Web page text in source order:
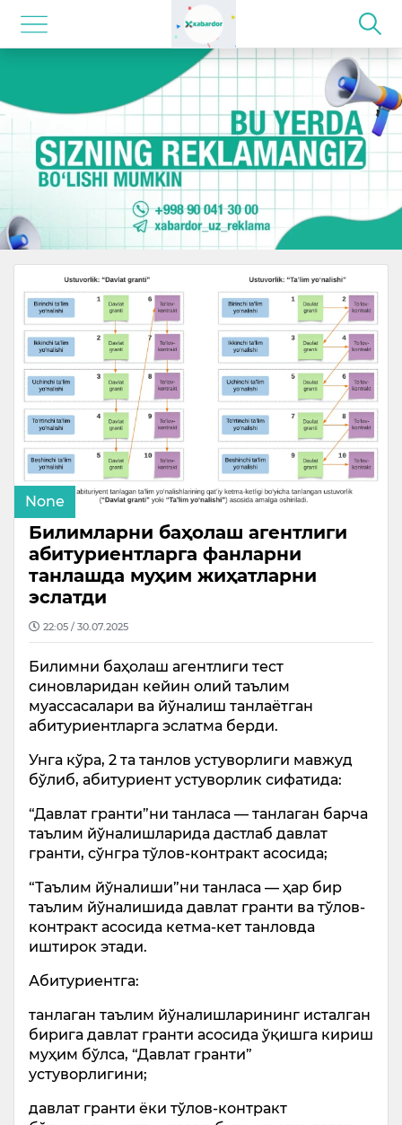
None
Билимларни баҳолаш агентлиги
абитуриентларга фанларни
танлашда муҳим жиҳатларни
эслатди
22:05 / 30.07.2025
Билимни баҳолаш агентлиги тест
синовларидан кейин олий таълим
муассасалари ва йўналиш танлаётган
абитуриентларга эслатма берди.
Унга кўра, 2 та танлов устуворлиги мавжуд
бўлиб, абитуриент устуворлик сифатида:
“Давлат гранти”ни танласа — танлаган барча
таълим йўналишларида дастлаб давлат
гранти, сўнгра тўлов-контракт асосида;
“Таълим йўналиши”ни танласа — ҳар бир
таълим йўналишида давлат гранти ва тўлов-
контракт асосида кетма-кет танловда
иштирок этади.
Абитуриентга:
танлаган таълим йўналишларининг исталган
бирига давлат гранти асосида ўқишга кириш
муҳим бўлса, “Давлат гранти”
устуворлигини;
давлат гранти ёки тўлов-контракт